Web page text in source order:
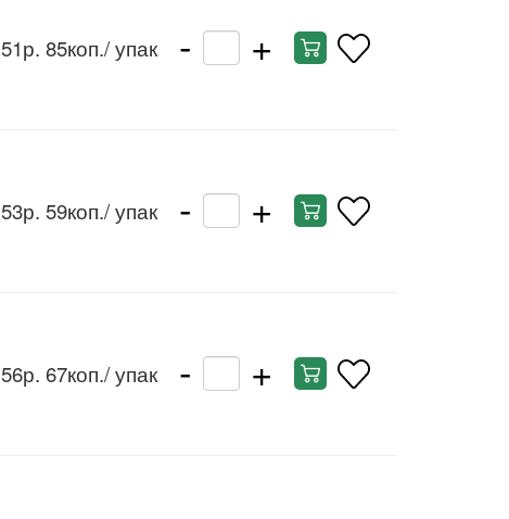
51р. 85коп./ упак - +
53р. 59коп./ упак - +
56р. 67коп./ упак - +